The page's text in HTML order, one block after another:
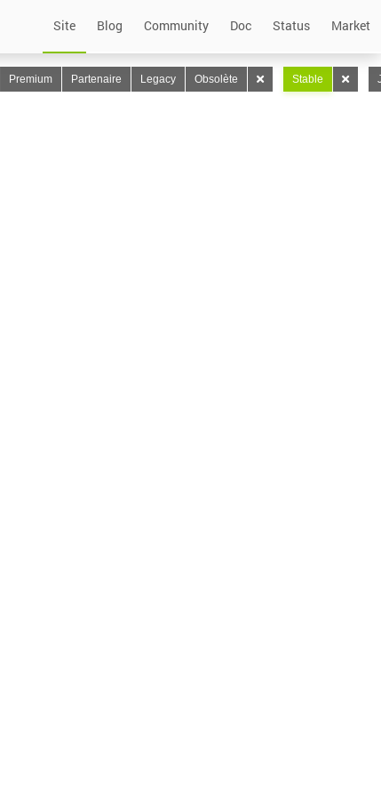
Site Blog Community Doc Status Market
Premium Partenaire Legacy Obsolète Stable